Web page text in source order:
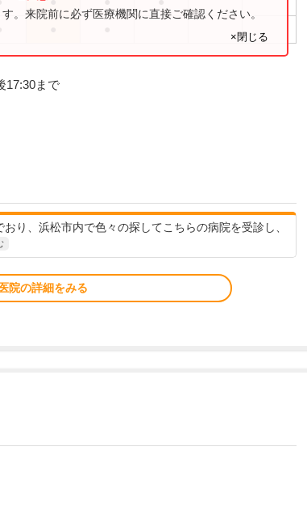
。来院前に必ず医療機関に直接ご確認ください。
×閉じる
17:30まで
り、浜松市内で色々の探してこちらの病院を受診し、
院の詳細をみる